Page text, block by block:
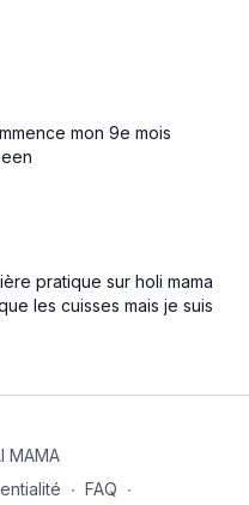
mon 9e mois
pratique sur holi mama
les cuisses mais je suis
MAMA
∙ FAQ ∙